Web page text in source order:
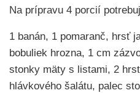
Na prípravu 4 porcií
1 banán, 1 pomaranč, hrsť
bobuliek hrozna, 1 cm
stonky mäty s listami, 2
hlávkového šalátu, palec